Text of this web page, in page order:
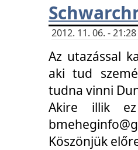
2012. 11. 06. -
Az utazással
aki tud
tudna vinni
Akire illik
Köszönjük